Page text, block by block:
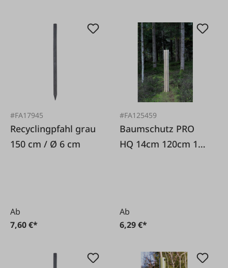
#FA17945
Recyclingpfahl grau
150 cm / Ø 6 cm
Ab
7,60 €*
#FA125459
Baumschutz PRO
HQ 14cm 120cm 1
Ab
6,29 €*